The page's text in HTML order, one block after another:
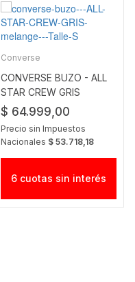
Converse
CONVERSE BUZO - ALL
STAR CREW GRIS
MELANGE
$ 64.999,00
Precio sin Impuestos
Nacionales $ 53.718,18
6 cuotas sin interés